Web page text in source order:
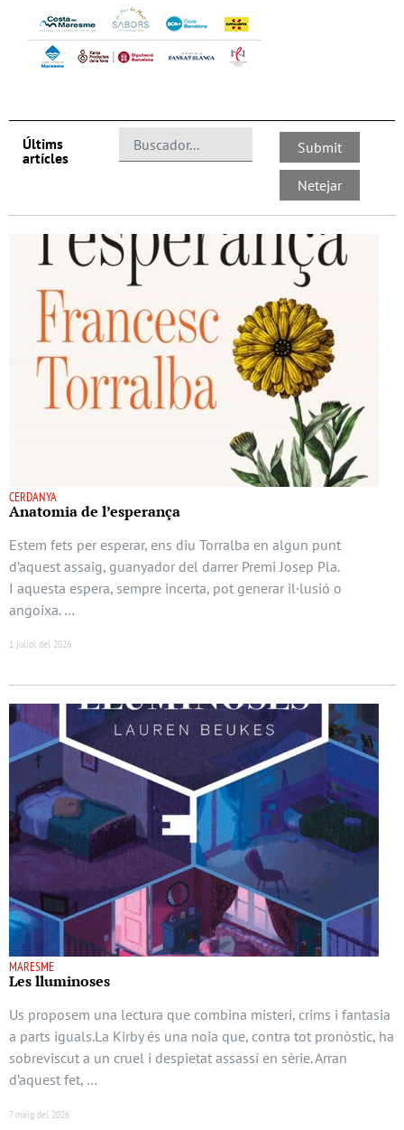
Últims
artícles
CERDANYA
Anatomia de l’esperança
Estem fets per esperar, ens diu Torralba en algun punt
d’aquest assaig, guanyador del darrer Premi Josep Pla.
I aquesta espera, sempre incerta, pot generar il·lusió o
angoixa. …
1 juliol del 2026
MARESME
Les lluminoses
Us proposem una lectura que combina misteri, crims i fantasia
a parts iguals.La Kirby és una noia que, contra tot pronòstic, ha
sobreviscut a un cruel i despietat assassí en sèrie. Arran
d’aquest fet, …
7 maig del 2026